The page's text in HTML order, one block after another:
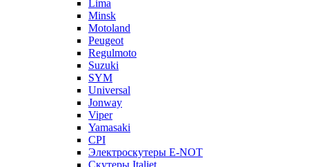
Lima
Minsk
Motoland
Peugeot
Regulmoto
Suzuki
SYM
Universal
Jonway
Viper
Yamasaki
CPI
Электроскутеры E-NOT
Скутеры Italjet